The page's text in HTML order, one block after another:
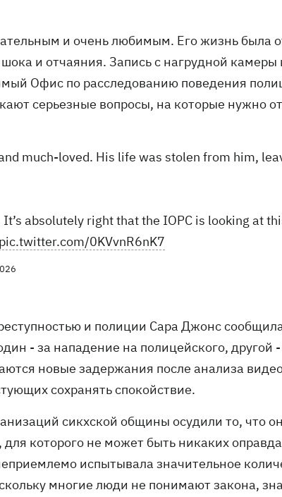
и очень любимым. Его жизнь была
шока и отчаяния. Запись с нагрудной
Офис по расследованию поведения
серьезные вопросы, на которые нужно
much-loved. His life was stolen from him,
absolutely right that the IOPC is looking at
pic.twitter.com/0KVvnR6nK7
и полиции Сара Джонс
- за нападение на полицейского, другой
новые задержания после анализа
сохранять спокойствие.
сикхской общины осудили то, что
которого не может быть никаких
испытывала значительное
многие люди не понимают закона,